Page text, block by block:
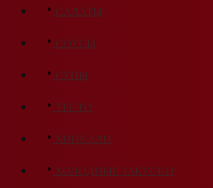
САЛАТЫ
СОУСЫ
СУПЫ
ТЕСТО
ХИНКАЛИ
ХОЛОДНЫЕ ЗАКУСКИ